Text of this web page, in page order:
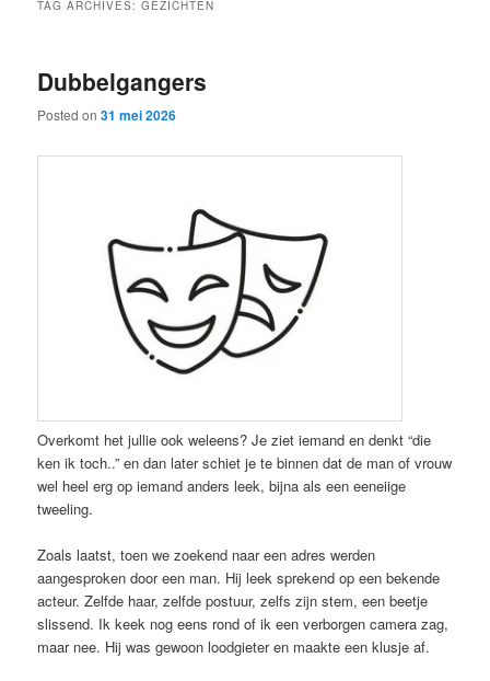
content
content
TAG ARCHIVES:GEZICHTEN
Dubbelgangers
Posted on31 mei 2026
Overkomt het jullie ook weleens? Je ziet iemand en denkt “die
ken ik toch..” en dan later schiet je te binnen dat de man of vrouw
wel heel erg op iemand anders leek, bijna als een eeneiige
tweeling.
Zoals laatst, toen we zoekend naar een adres werden
aangesproken door een man. Hij leek sprekend op een bekende
acteur. Zelfde haar, zelfde postuur, zelfs zijn stem, een beetje
slissend. Ik keek nog eens rond of ik een verborgen camera zag,
maar nee. Hij was gewoon loodgieter en maakte een klusje af.